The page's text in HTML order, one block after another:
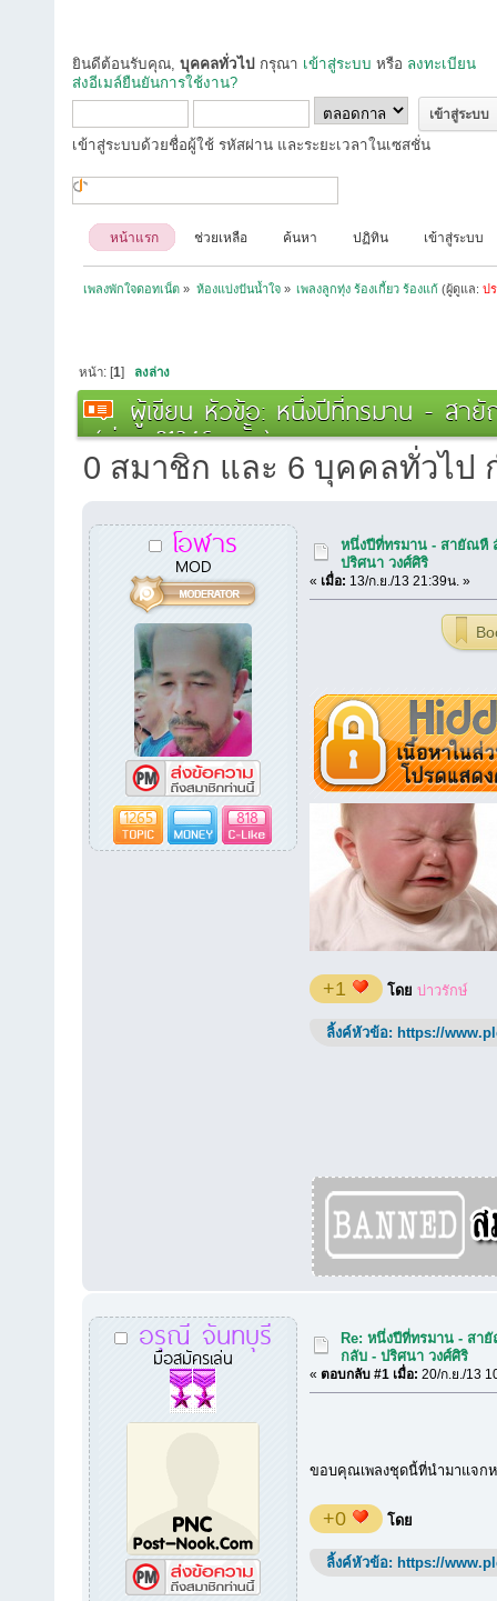
ยินดีต้อนรับคุณ, บุคคลทั่วไป กรุณา เข้าสู่ระบบ หรือ ลงทะเบียน
ส่งอีเมล์ยืนยันการใช้งาน?
เข้าสู่ระบบด้วยชื่อผู้ใช้ รหัสผ่าน และระยะเวลาในเซสชั่น
หน้าแรก ช่วยเหลือ ค้นหา ปฏิทิน เข้าสู่ระบบ
เพลงพักใจดอทเน็ต » ห้องแบ่งปันน้ำใจ» เพลงลูกทุ่ง ร้องเกี้ยว ร้องแก้ (ผู้ดูแล:ป
หน้า: [1] ลงล่าง
ผู้เขียน หัวข้อ: หนึ่งปีที่ทรมาน - ส
(อ่าน 21346 ครั้ง)
0 สมาชิก และ 6 บุคคลทั่วไป
โอฬาร
MOD
1265 818
หนึ่งปีที่ทรมาน - สายัณหื
ปริศนา วงศ์ศิริ
« เมื่อ: 13/ก.ย./13 21:39น. »
+1 โดย บ่าวรักษ์
ลิ้งค์หัวข้อ: https://
อรุณี จันทบุรี
มือสมัครเล่น
Re: หนึ่งปีที่ทรมาน - ส
กลับ - ปริศนา วงศ์ศิริ
« ตอบกลับ #1 เมื่อ: 20/ก.ย./13
ขอบคุณเพลงชุดนี้ที่นำมาแจก
+0 โดย
ลิ้งค์หัวข้อ: https://